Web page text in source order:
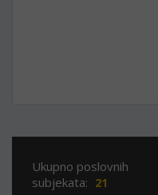
Ukupno poslovnih
subjekata: 21